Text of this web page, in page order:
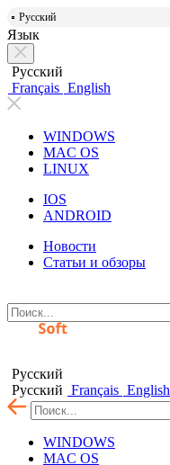
Русский
Язык
Русский
Français English
WINDOWS
MAC OS
LINUX
IOS
ANDROID
Новости
Статьи и обзоры
Русский
Русский Français English
WINDOWS
MAC OS